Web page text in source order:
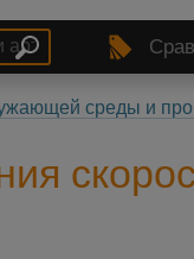
среды и